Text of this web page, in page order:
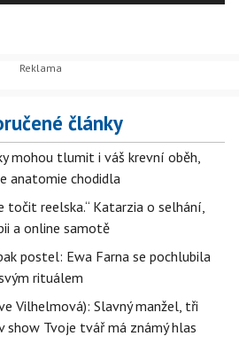
články
mohou tlumit i váš krevní oběh,
anatomie chodidla
točit reelska.“ Katarzia o selhání,
a online samotě
postel: Ewa Farna se pochlubila
rituálem
Vilhelmová): Slavný manžel, tři
show Tvoje tvář má známý hlas